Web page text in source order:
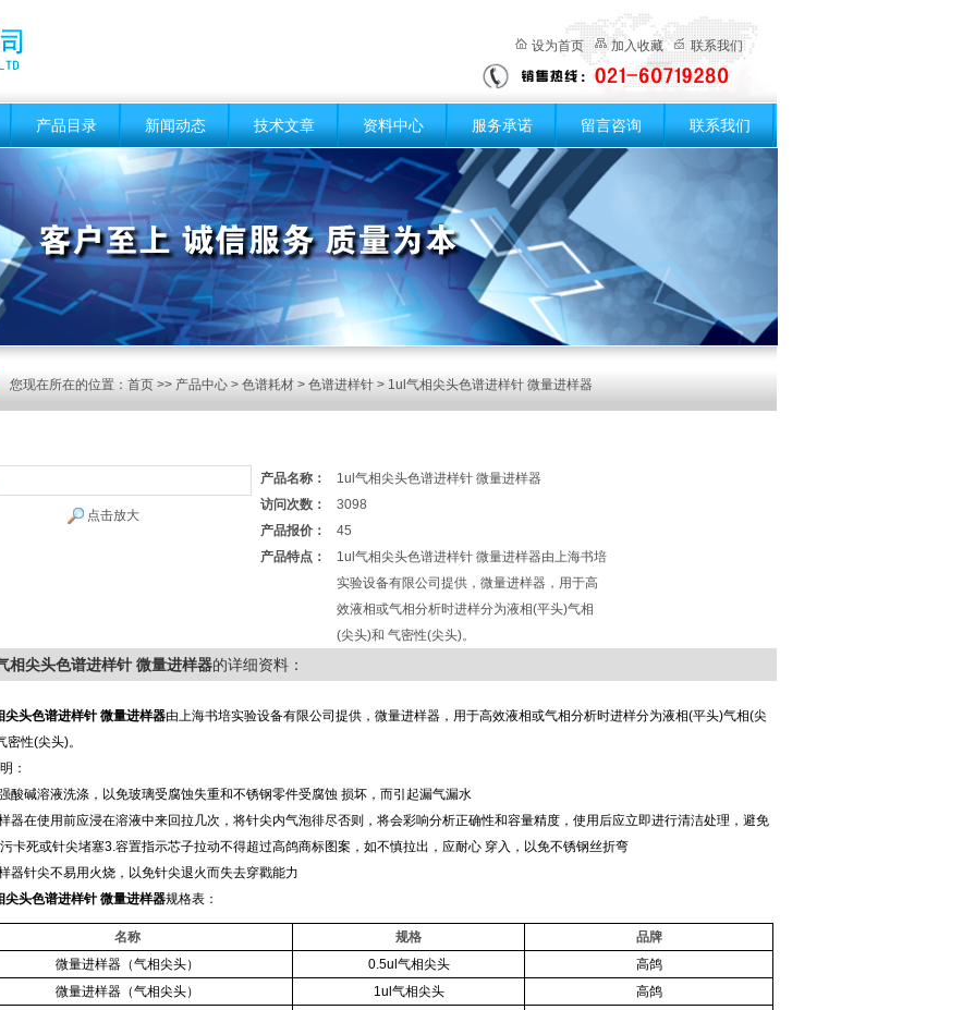
设为首页 加入收藏 联系我们
产品目录 新闻动态 技术文章 资料中心 服务承诺 留言咨询 联系我们
您现在所在的位置： 首页 >> 产品中心 > 色谱耗材 > 色谱进样针 > 1ul气相尖头色谱进样针 微量进样器
点击放大
产品名称：
1ul气相尖头色谱进样针 微量进样器
访问次数：
3098
产品报价：
45
产品特点：
1ul气相尖头色谱进样针 微量进样器由上海书培
实验设备有限公司提供，微量进样器，用于高
效液相或气相分析时进样分为液相(平头)气相
(尖头)和 气密性(尖头)。
相尖头色谱进样针 微量进样器的详细资料：
尖头色谱进样针 微量进样器由上海书培实验设备有限公司提供，微量进样器，用于高效液相或气相分析时进样分为液相(平头)气相(尖
密性(尖头)。
：
酸碱溶液洗涤，以免玻璃受腐蚀失重和不锈钢零件受腐蚀 损坏，而引起漏气漏水
器在使用前应浸在溶液中来回拉几次，将针尖内气泡徘尽否则，将会彩响分析正确性和容量精度，使用后应立即进行清洁处理，避免
卡死或针尖堵塞3.容置指示芯子拉动不得超过高鸽商标图案，如不慎拉出，应耐心 穿入，以免不锈钢丝折弯
器针尖不易用火烧，以免针尖退火而失去穿戳能力
尖头色谱进样针 微量进样器规格表：
名称 规格
品牌
微量进样器（气相尖头）
0.5ul气相尖头
高鸽
微量进样器（气相尖头）
1ul气相尖头
高鸽